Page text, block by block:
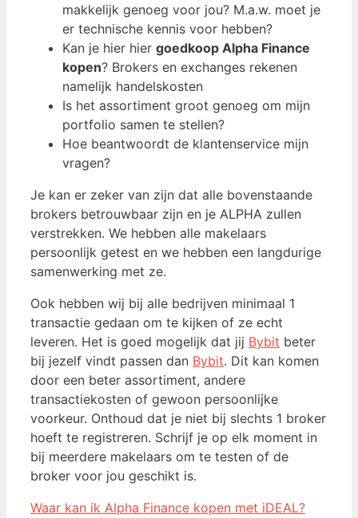
makkelijk genoeg voor jou? M.a.w. moet je
er technische kennis voor hebben?
Kan je hier hier goedkoop Alpha Finance
kopen? Brokers en exchanges rekenen
namelijk handelskosten
Is het assortiment groot genoeg om mijn
portfolio samen te stellen?
Hoe beantwoordt de klantenservice mijn
vragen?
Je kan er zeker van zijn dat alle bovenstaande
brokers betrouwbaar zijn en je ALPHA zullen
verstrekken. We hebben alle makelaars
persoonlijk getest en we hebben een langdurige
samenwerking met ze.
Ook hebben wij bij alle bedrijven minimaal 1
transactie gedaan om te kijken of ze echt
leveren. Het is goed mogelijk dat jij Bybit beter
bij jezelf vindt passen dan Bybit. Dit kan komen
door een beter assortiment, andere
transactiekosten of gewoon persoonlijke
voorkeur. Onthoud dat je niet bij slechts 1 broker
hoeft te registreren. Schrijf je op elk moment in
bij meerdere makelaars om te testen of de
broker voor jou geschikt is.
Waar kan ik Alpha Finance kopen met iDEAL?